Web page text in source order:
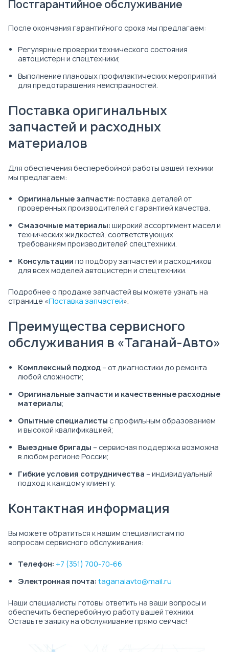
Постгарантийное обслуживание
После окончания гарантийного срока мы предлагаем:
Регулярные проверки технического состояния
автоцистерн и спецтехники;
Выполнение плановых профилактических мероприятий
для предотвращения неисправностей.
Поставка оригинальных
запчастей и расходных
материалов
Для обеспечения бесперебойной работы вашей техники
мы предлагаем:
Оригинальные запчасти: поставка деталей от
проверенных производителей с гарантией качества.
Смазочные материалы: широкий ассортимент масел и
технических жидкостей, соответствующих
требованиям производителей спецтехники.
Консультации по подбору запчастей и расходников
для всех моделей автоцистерн и спецтехники.
Подробнее о продаже запчастей вы можете узнать на
странице «Поставка запчастей».
Преимущества сервисного
обслуживания в «Таганай-Авто»
Комплексный подход– от диагностики до ремонта
любой сложности;
Оригинальные запчасти и качественные расходные
материалы;
Опытные специалисты с профильным образованием
и высокой квалификацией;
Выездные бригады – сервисная поддержка возможна
в любом регионе России;
Гибкие условия сотрудничества – индивидуальный
подход к каждому клиенту.
Контактная информация
Вы можете обратиться к нашим специалистам по
вопросам сервисного обслуживания:
Телефон: +7 (351) 700-70-66
Электронная почта: taganaiavto@mail.ru
Наши специалисты готовы ответить на ваши вопросы и
обеспечить бесперебойную работу вашей техники.
Оставьте заявку на обслуживание прямо сейчас!